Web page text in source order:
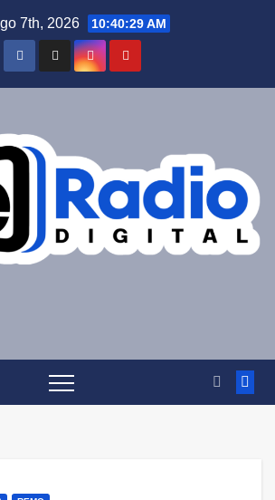
7th, 2026 10:40:29 AM